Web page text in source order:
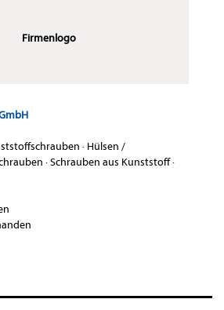
Firmenlogo
· Hülsen /
·Schrauben aus Kunststoff·